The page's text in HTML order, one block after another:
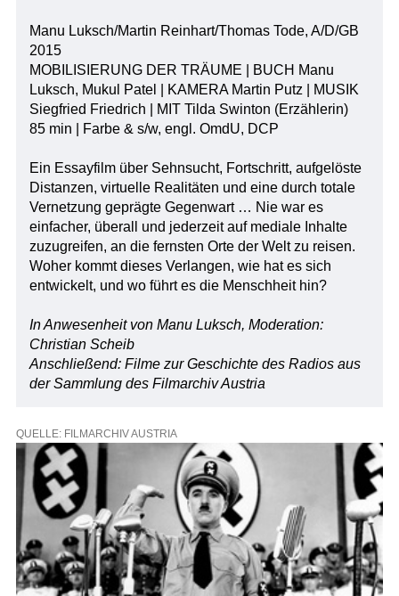
Manu Luksch/Martin Reinhart/Thomas Tode, A/D/GB
2015
MOBILISIERUNG DER TRÄUME | BUCH Manu
Luksch, Mukul Patel | KAMERA Martin Putz | MUSIK
Siegfried Friedrich | MIT Tilda Swinton (Erzählerin)
85 min | Farbe & s/w, engl. OmdU, DCP
Ein Essayfilm über Sehnsucht, Fortschritt, aufgelöste
Distanzen, virtuelle Realitäten und eine durch totale
Vernetzung geprägte Gegenwart … Nie war es
einfacher, überall und jederzeit auf mediale Inhalte
zuzugreifen, an die fernsten Orte der Welt zu reisen.
Woher kommt dieses Verlangen, wie hat es sich
entwickelt, und wo führt es die Menschheit hin?
In Anwesenheit von Manu Luksch, Moderation:
Christian Scheib
Anschließend: Filme zur Geschichte des Radios aus
der Sammlung des Filmarchiv Austria
QUELLE: FILMARCHIV AUSTRIA